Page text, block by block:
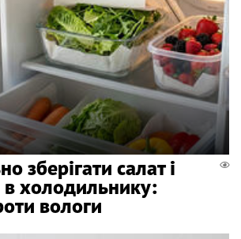
зберігати салат і
в холодильнику:
вологи